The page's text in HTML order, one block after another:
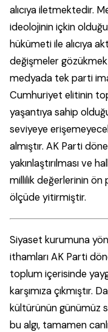
alıcıya iletmektedir.
ideolojinin içkin
hükümeti ile alıcıya
değişmeler
medyada tek parti
Cumhuriyet elitinin
yaşantıya sahip
seviyeye
almıştır. AK Parti
yakınlaştırılması ve
millilik değerlerinin ön
ölçüde yitirmiştir.
Siyaset kurumuna
ithamları AK Parti
toplum içerisinde
karşımıza
kültürünün günümüz
bu algı, tamamen